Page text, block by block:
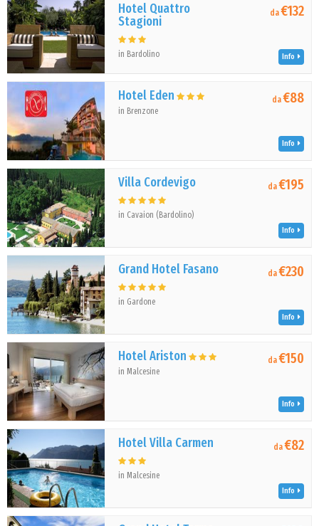
Hotel Quattro
Stagioni
in Bardolino
da€132
Info
Hotel Eden
in Brenzone
da€88
Info
Villa Cordevigo
in Cavaion (Bardolino)
da€195
Info
Grand Hotel Fasano
in Gardone
da€230
Info
Hotel Ariston
in Malcesine
da€150
Info
Hotel Villa Carmen
in Malcesine
da€82
Info